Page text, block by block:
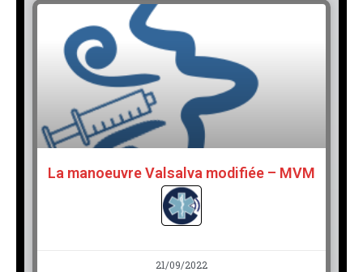
La manoeuvre Valsalva modifiée – MVM
21/09/2022